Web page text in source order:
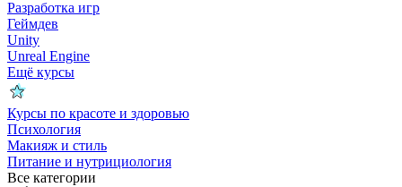
Разработка игр
Геймдев
Unity
Unreal Engine
Ещё курсы
Курсы по красоте и здоровью
Психология
Макияж и стиль
Питание и нутрициология
Все категории